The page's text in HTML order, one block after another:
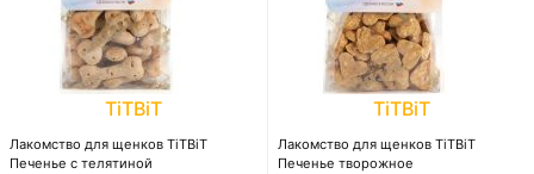
TiTBiT
Лакомство для щенков TiTBiT
Печенье с телятиной
TiTBiT
Лакомство для щенков TiTBiT
Печенье творожное